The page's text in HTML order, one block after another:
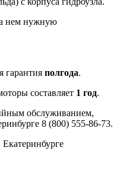
нем нужную
гарантия полгода.
составляет 1 год.
обслуживанием,
8 (800) 555-86-73.
Екатеринбурге